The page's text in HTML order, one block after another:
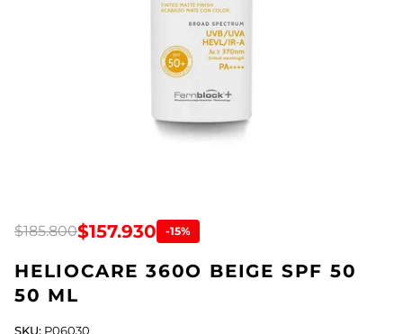
$185.800$157.930 -15%
HELIOCARE 360O BEIGE SPF 50
50 ML
SKU: P06030